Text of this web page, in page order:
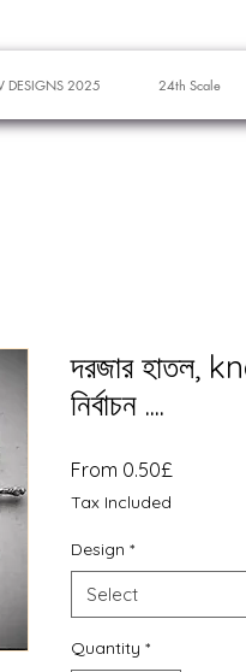
DESIGNS 2025 24th Scale
দরজার হাতল,
নির্বাচন ....
From 0.50£
Tax Included
Design *
Select
Quantity *